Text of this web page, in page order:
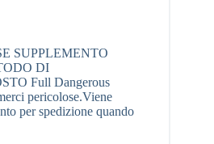
SUPPLEMENTO
DI
Full Dangerous
pericolose.Viene
per spedizione quando